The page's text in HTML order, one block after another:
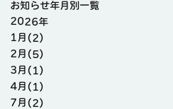
お知らせ年月別一覧
2026年
1月(2)
2月(5)
3月(1)
4月(1)
7月(2)